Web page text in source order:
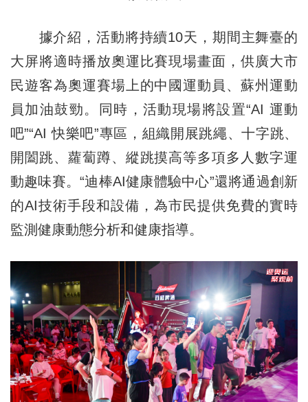
據介紹，活動將持續10天，期間主舞臺的
大屏將適時播放奧運比賽現場畫面，供廣大市
民遊客為奧運賽場上的中國運動員、蘇州運動
員加油鼓勁。同時，活動現場將設置“AI 運動
吧”“AI 快樂吧”專區，組織開展跳繩、十字跳、
開闔跳、蘿蔔蹲、縱跳摸高等多項多人數字運
動趣味賽。“迪棒AI健康體驗中心”還將通過創新
的AI技術手段和設備，為市民提供免費的實時
監測健康動態分析和健康指導。